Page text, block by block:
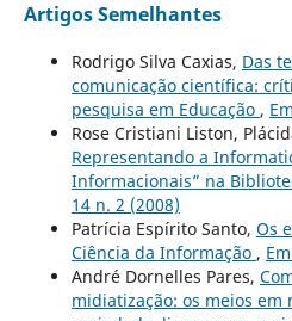
Artigos Semelhantes
Rodrigo Silva Caxias, Das
comunicação científica:
pesquisa em Educação ,
Rose Cristiani Liston,
Representando a
Informacionais” na
14 n. 2 (2008)
Patrícia Espírito Santo, Os
Ciência da Informação ,
André Dornelles Pares,
midiatização: os meios em